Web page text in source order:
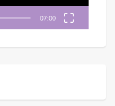
07:00